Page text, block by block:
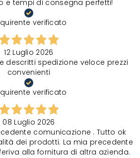
e tempi di consegna perfetti!
verificato
12 Luglio 2026
descritti spedizione veloce prezzi
convenienti
verificato
08 Luglio 2026
comunicazione . Tutto ok
dei prodotti. La mia precedente
alla fornitura di altra azienda.